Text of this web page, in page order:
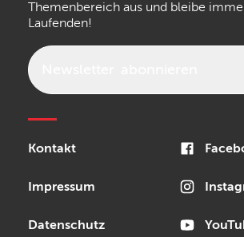
Themenbereich aus und bleibe
Laufenden!
Kontakt
Impressum
Datenschutz